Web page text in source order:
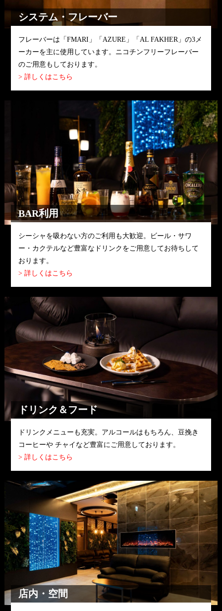
システム・フレーバー
フレーバーは「FMARI」「AZURE」「AL FAKHER」の3メ
ーカーを主に使用しています。ニコチンフリーフレーバー
のご用意もしております。
> 詳しくはこちら
BAR利用
シーシャを吸わない方のご利用も大歓迎。ビール・サワ
ー・カクテルなど豊富なドリンクをご用意してお待ちして
おります。
> 詳しくはこちら
ドリンク＆フード
ドリンクメニューも充実。アルコールはもちろん、豆挽き
コーヒーや チャイなど豊富にご用意しております。
> 詳しくはこちら
店内・空間